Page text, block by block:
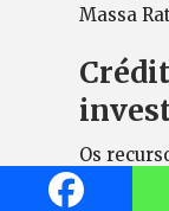
Massa
Os